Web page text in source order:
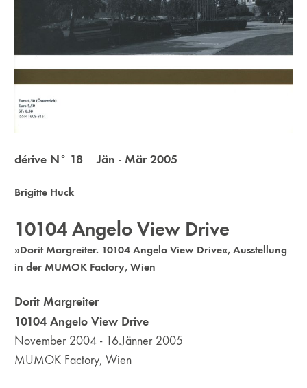
dérive N° 18 Jän - Mär 2005
Brigitte Huck
10104 Angelo View Drive
»Dorit Margreiter. 10104 Angelo View Drive«, Ausstellung
in der MUMOK Factory, Wien
Dorit Margreiter
10104 Angelo View Drive
November 2004 - 16.Jänner 2005
MUMOK Factory, Wien